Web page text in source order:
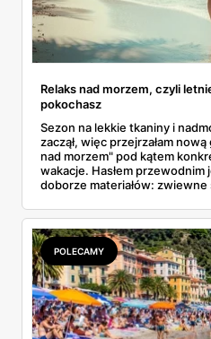
Relaks nad morzem, czyli
pokochasz
Sezon na lekkie tkaniny i
zaczął, więc przejrzałam
nad morzem" pod kątem
wakacje. Hasłem
doborze materiałów:
szerokiej rozmiarówce, torby
wygodne obuwie. Ceny w
rozsądnych granicach.
sprawdzi się od plaży po letni
POLECAMY